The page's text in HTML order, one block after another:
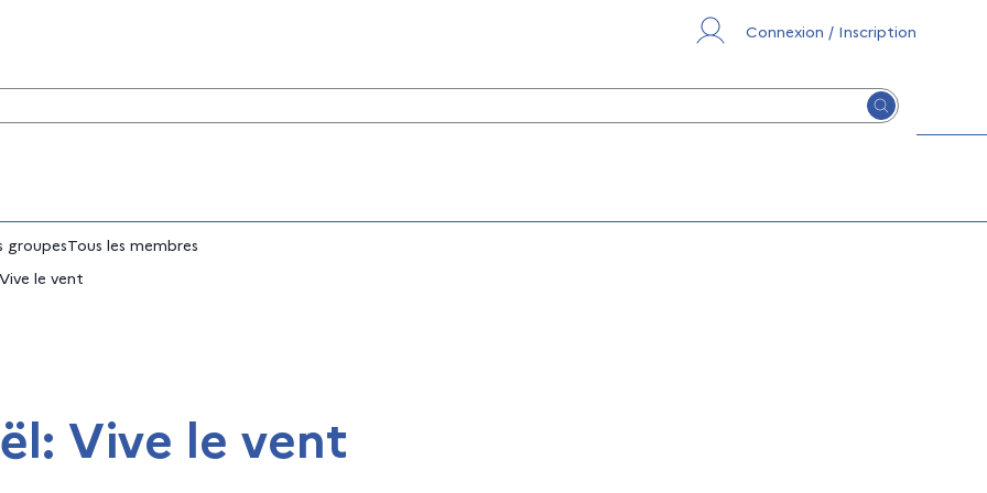
Connexion / Inscription
groupesTous les membres
Lancer la
le vent
Vive le vent